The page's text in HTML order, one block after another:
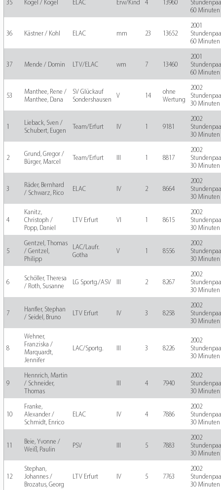
35 Kogel / Kogel ELAC Erw/Kind 4 13960
60 Minuten
36 Kästner / Kohl ELAC mm 23 13652
2001
60 Minuten
37 Mende / Domin LTV/ELAC wm 7 13460
2001
60 Minuten
53
Manthee, Rene /
Manthee, Dana
SV Glückauf
Sondershausen
V 14
ohne
Wertung
2002
30 Minuten
Lieback, Sven /
Schubert, Eugen
Team/Erfurt IV 9181
2002
30 Minuten
2
Grund, Gregor /
Bürger, Marcel
Team/Erfurt 8817
2002
30 Minuten
3
Räder, Bernhard
/ Schwarz, Rico
ELAC IV 2 8664
2002
30 Minuten
4
Kanitz,
Christoph /
Popp, Daniel
LTV Erfurt VI 8615
2002
30 Minuten
5
Gentzel, Thomas
/ Gentzel,
Philipp
LAC/Laufr.
Gotha
V 8556
2002
30 Minuten
6
Schöller, Theresa
/ Roth, Susanne
LG Sportg./ASV 2 8267
2002
30 Minuten
7
Hanfler, Stephan
/ Seidel, Bruno
LTV Erfurt IV 3 8258
2002
30 Minuten
8
Wehner,
Franziska /
Marquardt,
Jennifer
LAC/Sportg. 3 8226
2002
30 Minuten
9
Hennrich, Martin
/ Schneider,
Thomas
4 7940
2002
30 Minuten
10
Franke,
Alexander /
Schmidt, Enrico
ELAC IV 4 7886
2002
30 Minuten
Beie, Yvonne /
Weiß, Paulin
PSV 5 7883
2002
30 Minuten
12
Stephan,
Johannes /
Brozatus, Georg
LTV Erfurt IV 5 7763
2002
30 Minuten